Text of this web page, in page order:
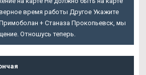
время работы Другое Укажите
+ Станаза Прокопьевск, мы
Отношусь теперь.